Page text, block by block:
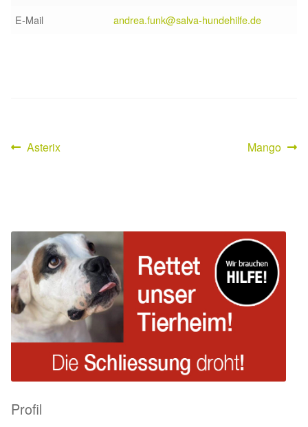
E-Mail
andrea.funk@salva-hundehilfe.de
Beitragsnavigation
Vorheriger
Asterix
Nächster
Mango
Profil